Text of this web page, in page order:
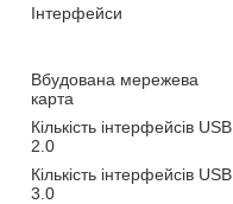
Інтерфейси
Вбудована мережева
карта
Кількість інтерфейсів USB
2.0
Кількість інтерфейсів USB
3.0